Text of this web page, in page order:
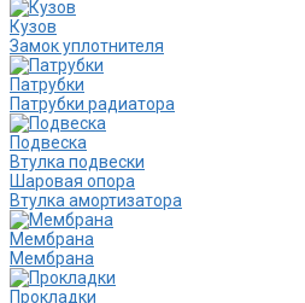
Кузов
Замок уплотнителя
Патрубки
Патрубки радиатора
Подвеска
Втулка подвески
Шаровая опора
Втулка амортизатора
Мембрана
Мембрана
Прокладки